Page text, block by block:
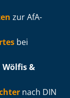
zur AfA-
bei
Wölfis &
nach DIN